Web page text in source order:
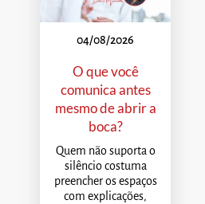
04/08/2026
O que você
comunica antes
mesmo de abrir a
boca?
Quem não suporta o
silêncio costuma
preencher os espaços
com explicações,